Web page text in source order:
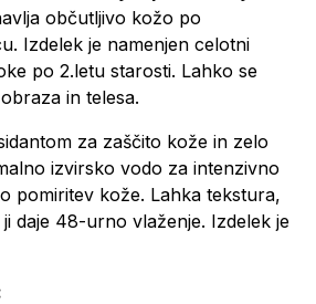
občutljivo kožo po
Izdelek je namenjen celotni
po 2.letu starosti. Lahko se
in telesa.
za zaščito kože in zelo
izvirsko vodo za intenzivno
pomiritev kože. Lahka tekstura,
daje 48-urno vlaženje. Izdelek je